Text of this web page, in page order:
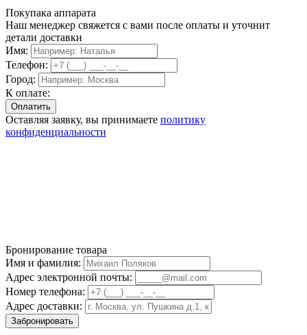
Покупака аппарата
Наш менеджер свяжется с вами после оплаты и уточнит
детали доставки
Имя:
Телефон:
Город:
К оплате:
Оставляя заявку, вы принимаете политику
конфиденциальности
Бронирование товара
Имя и фамилия:
Адрес электронной почты:
Номер телефона:
Адрес доставки:
Забронировать